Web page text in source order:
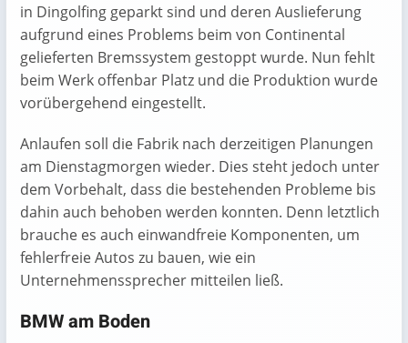
in Dingolfing geparkt sind und deren Auslieferung
aufgrund eines Problems beim von Continental
gelieferten Bremssystem gestoppt wurde. Nun fehlt
beim Werk offenbar Platz und die Produktion wurde
vorübergehend eingestellt.
Anlaufen soll die Fabrik nach derzeitigen Planungen
am Dienstagmorgen wieder. Dies steht jedoch unter
dem Vorbehalt, dass die bestehenden Probleme bis
dahin auch behoben werden konnten. Denn letztlich
brauche es auch einwandfreie Komponenten, um
fehlerfreie Autos zu bauen, wie ein
Unternehmenssprecher mitteilen ließ.
BMW am Boden